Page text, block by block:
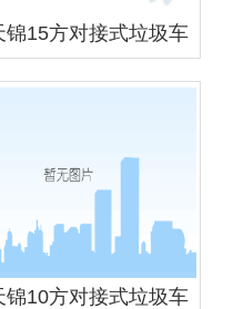
锦15方对接式垃圾车
锦10方对接式垃圾车